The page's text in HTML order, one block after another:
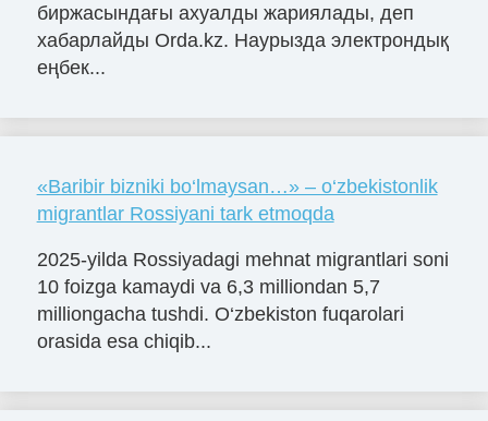
биржасындағы ахуалды жариялады, деп
хабарлайды Orda.kz. Наурызда электрондық
еңбек...
«Baribir bizniki bo‘lmaysan…» – o‘zbekistonlik
migrantlar Rossiyani tark etmoqda
2025-yilda Rossiyadagi mehnat migrantlari soni
10 foizga kamaydi va 6,3 milliondan 5,7
milliongacha tushdi. O‘zbekiston fuqarolari
orasida esa chiqib...